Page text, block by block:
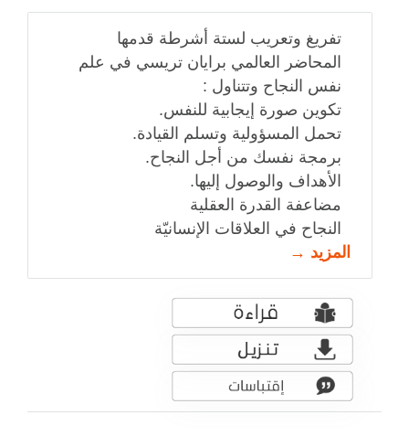
تفريغ وتعريب لستة أشرطة قدمها
المحاضر العالمي برايان تريسي في علم
نفس النجاح وتتناول :
تكوين صورة إيجابية للنفس.
تحمل المسؤولية وتسلم القيادة.
برمجة نفسك من أجل النجاح.
الأهداف والوصول إليها.
مضاعفة القدرة العقلية
النجاح في العلاقات الإنسانيّة
المزيد →